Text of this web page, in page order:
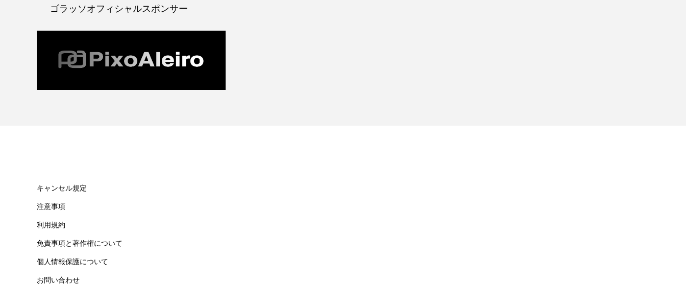
ゴラッソオフィシャルスポンサー
キャンセル規定
注意事項
利用規約
免責事項と著作権について
個人情報保護について
お問い合わせ